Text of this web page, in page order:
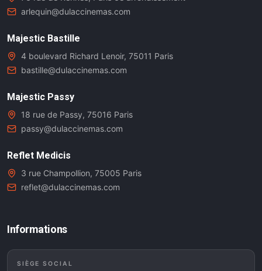
arlequin@dulaccinemas.com
Majestic Bastille
4 boulevard Richard Lenoir, 75011 Paris
bastille@dulaccinemas.com
Majestic Passy
18 rue de Passy, 75016 Paris
passy@dulaccinemas.com
Reflet Medicis
3 rue Champollion, 75005 Paris
reflet@dulaccinemas.com
Informations
SIÈGE SOCIAL